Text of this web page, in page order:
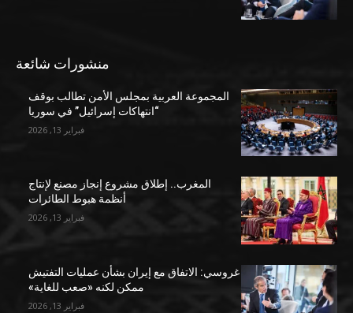
منشورات شائعة
المجموعة العربية بمجلس الأمن تطالب بوقف
“انتهاكات إسرائيل” في سوريا
فبراير 13, 2026
المغرب.. إطلاق مشروع إنجاز مصنع لإنتاج
أنظمة هبوط الطائرات
فبراير 13, 2026
غروسي: الاتفاق مع إيران بشأن عمليات التفتيش
ممكن لكنه «صعب للغاية»
فبراير 13, 2026